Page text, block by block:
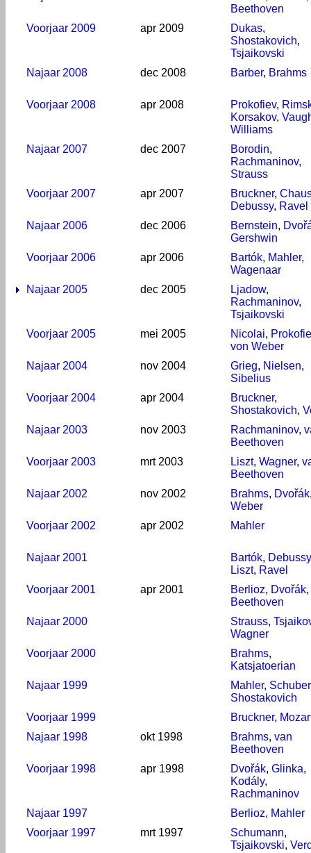
Beethoven
Voorjaar 2009
apr 2009 Dukas,
Shostakovich,
Tsjaikovski
Najaar 2008
dec 2008 Barber, Brahms
Voorjaar 2008 apr 2008 Prokofiev,
Korsakov,
Williams
Najaar 2007
dec 2007 Borodin,
Rachmaninov,
Strauss
Voorjaar 2007
apr 2007 Bruckner,
Debussy, Ravel
Najaar 2006
dec 2006 Bernstein,
Gershwin
Voorjaar 2006
apr 2006 Bartók, Mahler,
Wagenaar
Najaar 2005
dec 2005 Ljadow,
Rachmaninov,
Tsjaikovski
Voorjaar 2005
mei 2005 Nicolai,
von Weber
Najaar 2004
nov 2004 Grieg, Nielsen,
Sibelius
Voorjaar 2004
apr 2004 Bruckner,
Shostakovich,
Najaar 2003
nov 2003 Rachmaninov,
Beethoven
Voorjaar 2003
mrt 2003 Liszt, Wagner,
Beethoven
Najaar 2002
nov 2002 Brahms, Dvořák
Weber
Voorjaar 2002
apr 2002 Mahler
Najaar 2001 Bartók, Debussy
Liszt, Ravel
Voorjaar 2001
apr 2001 Berlioz, Dvořák,
Beethoven
Najaar 2000
Strauss,
Wagner
Voorjaar 2000
Brahms,
Katsjatoerian
Najaar 1999
Mahler,
Shostakovich
Voorjaar 1999
Bruckner,
Najaar 1998
okt 1998 Brahms, van
Beethoven
Voorjaar 1998
apr 1998 Dvořák, Glinka,
Kodály,
Rachmaninov
Najaar 1997
Berlioz, Mahler
Voorjaar 1997
mrt 1997 Schumann,
Tsjaikovski,